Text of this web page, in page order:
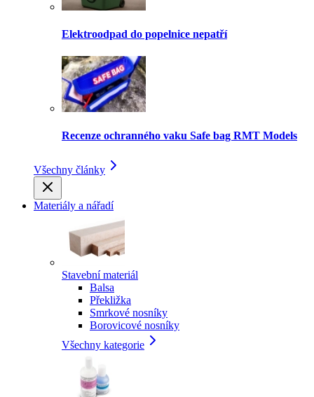
Elektroodpad do popelnice nepatří
Recenze ochranného vaku Safe bag RMT Models
Všechny články
Materiály a nářadí
Stavební materiál
Balsa
Překližka
Smrkové nosníky
Borovicové nosníky
Všechny kategorie